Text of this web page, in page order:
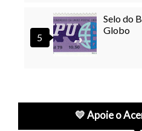
Selo do
Globo
💛 Apoie o